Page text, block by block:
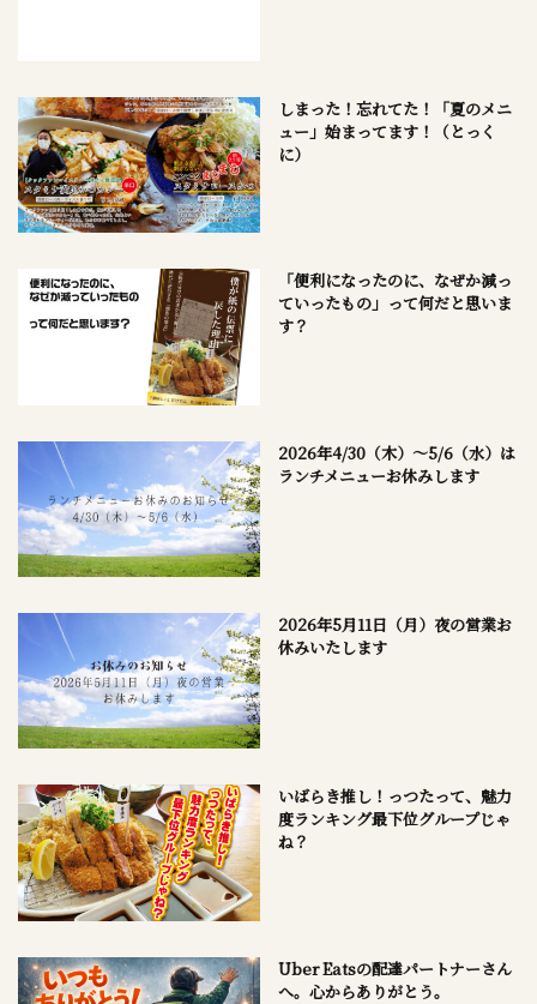
しまった！忘れてた！「夏のメニ
ュー」始まってます！（とっく
に）
「便利になったのに、なぜか減っ
ていったもの」って何だと思いま
す？
2026年4/30（木）～5/6（水）は
ランチメニューお休みします
2026年5月11日（月）夜の営業お
休みいたします
いばらき推し！っつたって、魅力
度ランキング最下位グループじゃ
ね？
Uber Eatsの配達パートナーさん
へ。心からありがとう。